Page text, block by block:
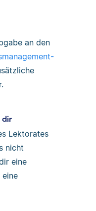
an den
dir
Lektorates
nicht
eine